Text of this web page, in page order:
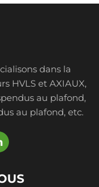
dans la
HVLS et AXIAUX,
au plafond,
au plafond, etc.